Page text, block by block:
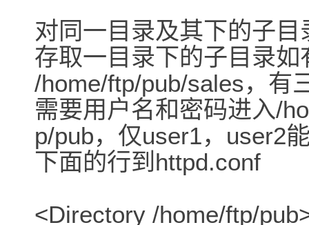
对同一目录及其下的子
存取一目录下的子目录如
/home/ftp/pub/sales，有
需要用户名和密码进入/
p/pub，仅user1，user2
下面的行到httpd.conf
<Directory /home/ftp/